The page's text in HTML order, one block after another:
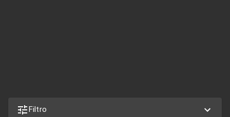
Filtro